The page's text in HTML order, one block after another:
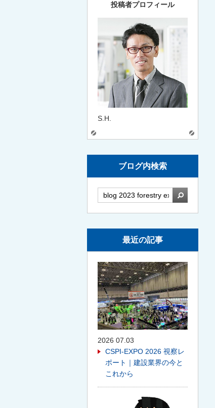
投稿者プロフィール
S.H.
ブログ内検索
検索
最近の記事
2026 07.03
CSPI-EXPO 2026 視察レ
ポート｜建設業界の今と
これから